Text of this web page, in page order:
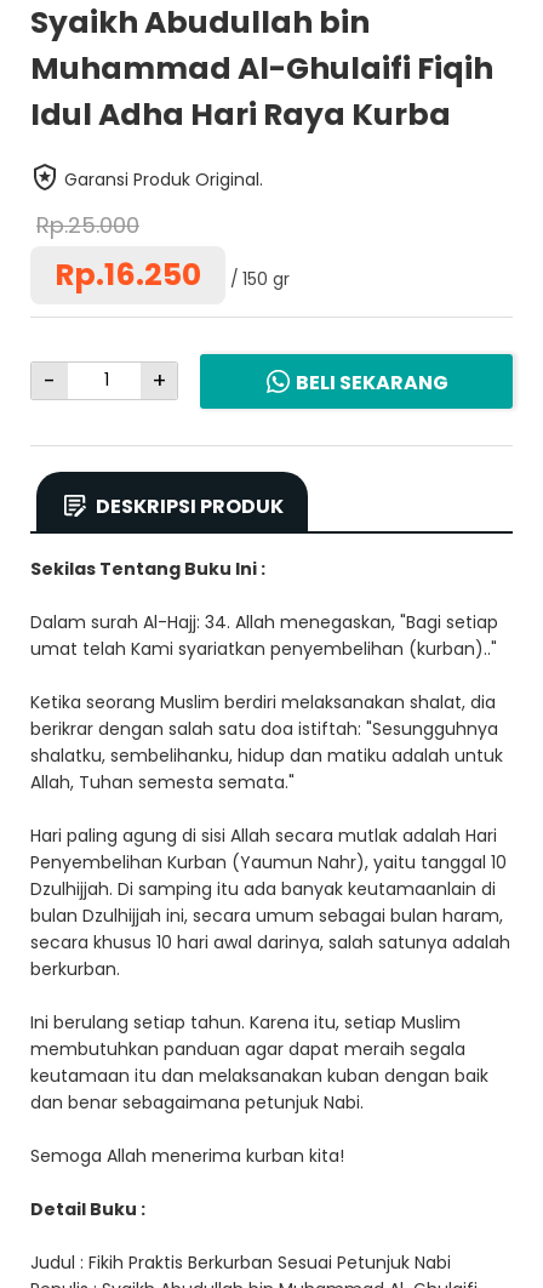
Syaikh Abudullah bin
Muhammad Al-Ghulaifi Fiqih
Idul Adha Hari Raya Kurba
Garansi Produk Original.
Rp.25.000
Rp.16.250 150 gr
- + BELI SEKARANG
DESKRIPSI PRODUK
Sekilas Tentang Buku Ini :
Dalam surah Al-Hajj: 34. Allah menegaskan, "Bagi setiap
umat telah Kami syariatkan penyembelihan (kurban).."
Ketika seorang Muslim berdiri melaksanakan shalat, dia
berikrar dengan salah satu doa istiftah: "Sesungguhnya
shalatku, sembelihanku, hidup dan matiku adalah untuk
Allah, Tuhan semesta semata."
Hari paling agung di sisi Allah secara mutlak adalah Hari
Penyembelihan Kurban (Yaumun Nahr), yaitu tanggal 10
Dzulhijjah. Di samping itu ada banyak keutamaanlain di
bulan Dzulhijjah ini, secara umum sebagai bulan haram,
secara khusus 10 hari awal darinya, salah satunya adalah
berkurban.
Ini berulang setiap tahun. Karena itu, setiap Muslim
membutuhkan panduan agar dapat meraih segala
keutamaan itu dan melaksanakan kuban dengan baik
dan benar sebagaimana petunjuk Nabi.
Semoga Allah menerima kurban kita!
Detail Buku :
Judul : Fikih Praktis Berkurban Sesuai Petunjuk Nabi